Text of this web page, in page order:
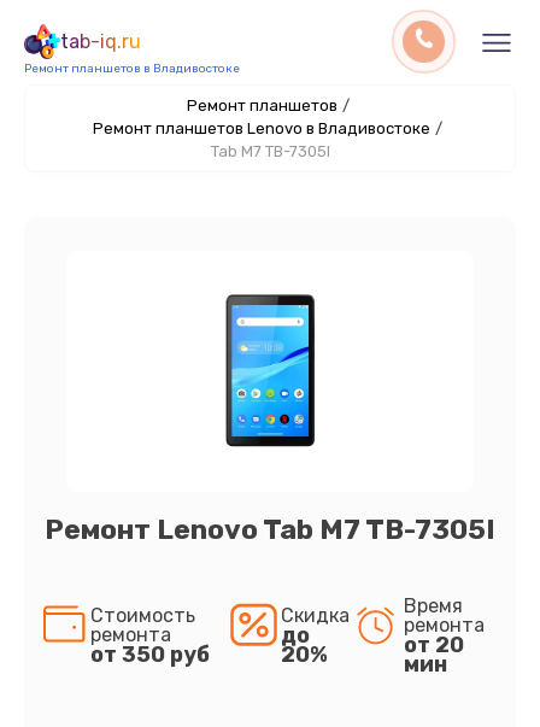
tab-iq.ru
Ремонт планшетов в Владивостоке
Ремонт планшетов /
Ремонт планшетов Lenovo в Владивостоке /
Tab M7 TB-7305I
Ремонт Lenovo Tab M7 TB-7305I
Стоимость
ремонта
от 350 руб
Скидка
до
20%
Время
ремонта
от 20
мин